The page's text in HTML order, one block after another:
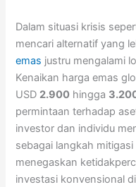
Dalam situasi krisis
mencari alternatif yang
emas justru mengalami
Kenaikan harga emas
USD 2.900 hingga
permintaan terhadap
investor dan individu
sebagai langkah
menegaskan
investasi konvensional